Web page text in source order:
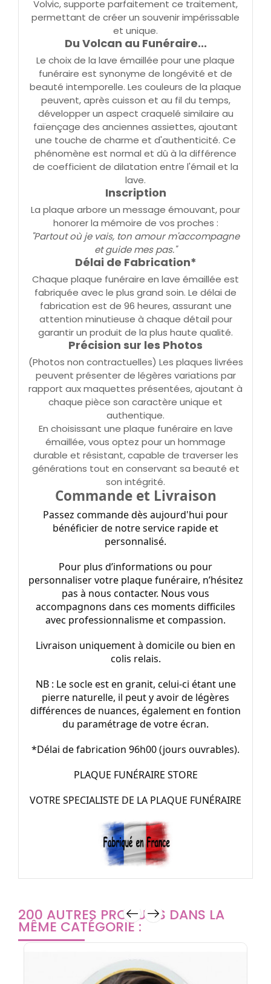
Volvic, supporte parfaitement ce traitement,
permettant de créer un souvenir impérissable
et unique.
Du Volcan au Funéraire...
Le choix de la lave émaillée pour une plaque
funéraire est synonyme de longévité et de
beauté intemporelle. Les couleurs de la plaque
peuvent, après cuisson et au fil du temps,
développer un aspect craquelé similaire au
faïençage des anciennes assiettes, ajoutant
une touche de charme et d'authenticité. Ce
phénomène est normal et dû à la différence
de coefficient de dilatation entre l'émail et la
lave.
Inscription
La plaque arbore un message émouvant, pour
honorer la mémoire de vos proches :
"Partout où je vais, ton amour m'accompagne
et guide mes pas."
Délai de Fabrication*
Chaque plaque funéraire en lave émaillée est
fabriquée avec le plus grand soin. Le délai de
fabrication est de 96 heures, assurant une
attention minutieuse à chaque détail pour
garantir un produit de la plus haute qualité.
Précision sur les Photos
(Photos non contractuelles) Les plaques livrées
peuvent présenter de légères variations par
rapport aux maquettes présentées, ajoutant à
chaque pièce son caractère unique et
authentique.
En choisissant une plaque funéraire en lave
émaillée, vous optez pour un hommage
durable et résistant, capable de traverser les
générations tout en conservant sa beauté et
son intégrité.
Commande et Livraison
Passez commande dès aujourd'hui pour
bénéficier de notre service rapide et
personnalisé.
Pour plus d’informations ou pour
personnaliser votre plaque funéraire, n’hésitez
pas à nous contacter. Nous vous
accompagnons dans ces moments difficiles
avec professionnalisme et compassion.
Livraison uniquement à domicile ou bien en
colis relais.
NB : Le socle est en granit, celui-ci étant une
pierre naturelle, il peut y avoir de légères
différences de nuances, également en fontion
du paramétrage de votre écran.
*Délai de fabrication 96h00 (jours ouvrables).
PLAQUE FUNÉRAIRE STORE
VOTRE SPECIALISTE DE LA PLAQUE FUNÉRAIRE
200 AUTRES PRODUITS DANS LA
MÊME CATÉGORIE :